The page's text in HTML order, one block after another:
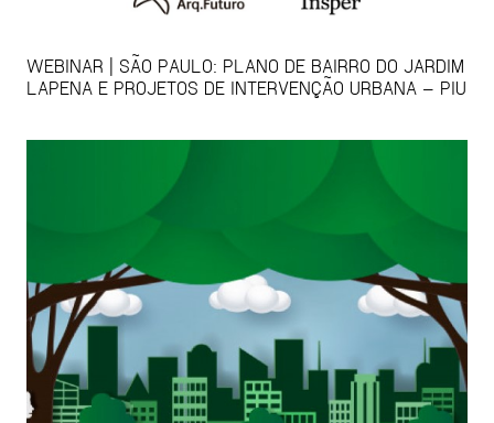
WEBINAR | SÃO PAULO: PLANO DE BAIRRO DO JARDIM
LAPENA E PROJETOS DE INTERVENÇÃO URBANA – PIU